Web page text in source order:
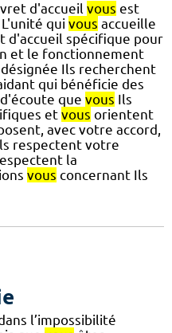
d'accueil vous est
qui vous accueille
d'accueil spécifique pour
et le fonctionnement
Ils recherchent
qui bénéficie des
que vous Ils
et vous orientent
avec votre accord,
respectent votre
la
vous concernant Ils
l’impossibilité